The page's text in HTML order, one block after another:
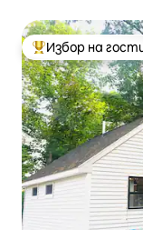
Най-популярен
Избор на